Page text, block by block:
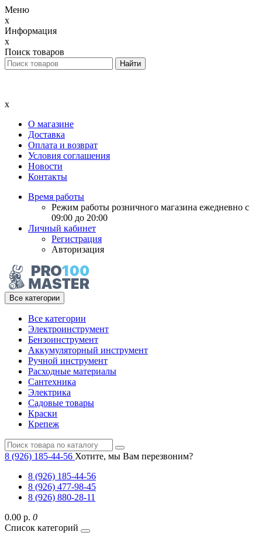
Меню
x
Информация
x
Поиск товаров
x
О магазине
Доставка
Оплата и возврат
Условия соглашения
Новости
Контакты
Время работы
Режим работы розничного магазина ежедневно с
09:00 до 20:00
Личный кабинет
Регистрация
Авторизация
Все категории
Все категории
Электроинструмент
Бензоинструмент
Аккумуляторный инструмент
Ручной инструмент
Расходные материалы
Сантехника
Электрика
Садовые товары
Краски
Крепеж
8 (926) 185-44-56 Хотите, мы Вам перезвоним?
8 (926) 185-44-56
8 (926) 477-98-45
8 (926) 880-28-11
0.00 р. 0
Список категорий